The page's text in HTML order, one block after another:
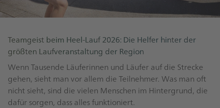
Teamgeist beim Heel-Lauf 2026: Die Helfer hinter der
größten Laufveranstaltung der Region
Wenn Tausende Läuferinnen und Läufer auf die Strecke
gehen, sieht man vor allem die Teilnehmer. Was man oft
nicht sieht, sind die vielen Menschen im Hintergrund, die
dafür sorgen, dass alles funktioniert.